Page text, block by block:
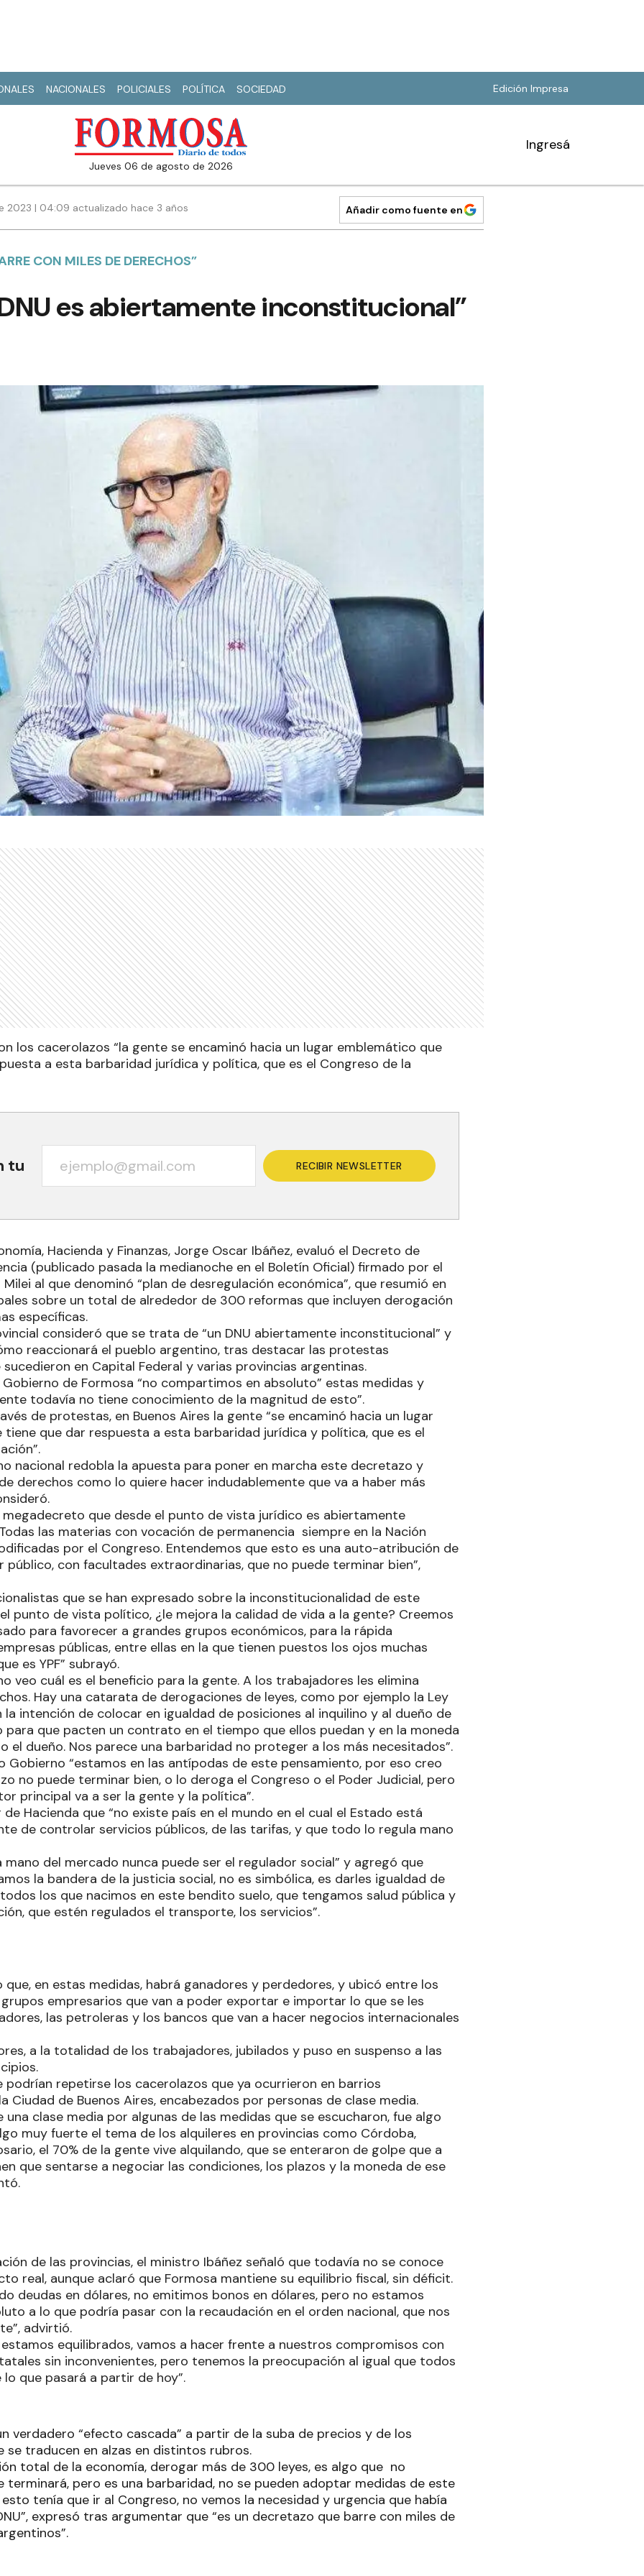
NACIONALES POLICIALES POLÍTICA SOCIEDAD Edición Impresa
jueves 06 de agosto de 2026
Ingresá
2023 | 04:09 actualizado hace 3 años Añadir como fuente en
CON MILES DE DERECHOS”
es abiertamente inconstitucional”
los cacerolazos “la gente se encaminó hacia un lugar emblemático que
a esta barbaridad jurídica y política, que es el Congreso de la
tu RECIBIR NEWSLETTER
Hacienda y Finanzas, Jorge Oscar Ibáñez, evaluó el Decreto de
(publicado pasada la medianoche en el Boletín Oficial) firmado por el
al que denominó “plan de desregulación económica”, que resumió en
sobre un total de alrededor de 300 reformas que incluyen derogación
específicas.
consideró que se trata de “un DNU abiertamente inconstitucional” y
reaccionará el pueblo argentino, tras destacar las protestas
en Capital Federal y varias provincias argentinas.
de Formosa “no compartimos en absoluto” estas medidas y
todavía no tiene conocimiento de la magnitud de esto”.
de protestas, en Buenos Aires la gente “se encaminó hacia un lugar
que dar respuesta a esta barbaridad jurídica y política, que es el
nacional redobla la apuesta para poner en marcha este decretazo y
derechos como lo quiere hacer indudablemente que va a haber más
megadecreto que desde el punto de vista jurídico es abiertamente
las materias con vocación de permanencia siempre en la Nación
por el Congreso. Entendemos que esto es una auto-atribución de
público, con facultades extraordinarias, que no puede terminar bien”,
que se han expresado sobre la inconstitucionalidad de este
punto de vista político, ¿le mejora la calidad de vida a la gente? Creemos
para favorecer a grandes grupos económicos, para la rápida
públicas, entre ellas en la que tienen puestos los ojos muchas
es YPF” subrayó.
veo cuál es el beneficio para la gente. A los trabajadores les elimina
Hay una catarata de derogaciones de leyes, como por ejemplo la Ley
la intención de colocar en igualdad de posiciones al inquilino y al dueño de
que pacten un contrato en el tiempo que ellos puedan y en la moneda
el dueño. Nos parece una barbaridad no proteger a los más necesitados”.
Gobierno “estamos en las antípodas de este pensamiento, por eso creo
no puede terminar bien, o lo deroga el Congreso o el Poder Judicial, pero
principal va a ser la gente y la política”.
Hacienda que “no existe país en el mundo en el cual el Estado está
de controlar servicios públicos, de las tarifas, y que todo lo regula mano
mano del mercado nunca puede ser el regulador social” y agregó que
la bandera de la justicia social, no es simbólica, es darles igualdad de
los que nacimos en este bendito suelo, que tengamos salud pública y
que estén regulados el transporte, los servicios”.
que, en estas medidas, habrá ganadores y perdedores, y ubicó entre los
empresarios que van a poder exportar e importar lo que se les
las petroleras y los bancos que van a hacer negocios internacionales
a la totalidad de los trabajadores, jubilados y puso en suspenso a las
podrían repetirse los cacerolazos que ya ocurrieron en barrios
Ciudad de Buenos Aires, encabezados por personas de clase media.
una clase media por algunas de las medidas que se escucharon, fue algo
muy fuerte el tema de los alquileres en provincias como Córdoba,
el 70% de la gente vive alquilando, que se enteraron de golpe que a
que sentarse a negociar las condiciones, los plazos y la moneda de ese
de las provincias, el ministro Ibáñez señaló que todavía no se conoce
real, aunque aclaró que Formosa mantiene su equilibrio fiscal, sin déficit.
deudas en dólares, no emitimos bonos en dólares, pero no estamos
a lo que podría pasar con la recaudación en el orden nacional, que nos
advirtió.
equilibrados, vamos a hacer frente a nuestros compromisos con
sin inconvenientes, pero tenemos la preocupación al igual que todos
que pasará a partir de hoy”.
verdadero “efecto cascada” a partir de la suba de precios y de los
se traducen en alzas en distintos rubros.
total de la economía, derogar más de 300 leyes, es algo que no
terminará, pero es una barbaridad, no se pueden adoptar medidas de este
tenía que ir al Congreso, no vemos la necesidad y urgencia que había
expresó tras argumentar que “es un decretazo que barre con miles de